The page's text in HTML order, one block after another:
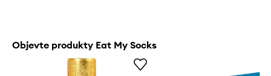
Objevte produkty Eat My Socks